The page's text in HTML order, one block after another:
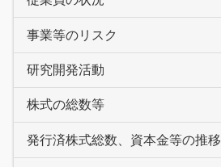
事業等のリスク
研究開発活動
株式の総数等
発行済株式総数、資本金等の推移